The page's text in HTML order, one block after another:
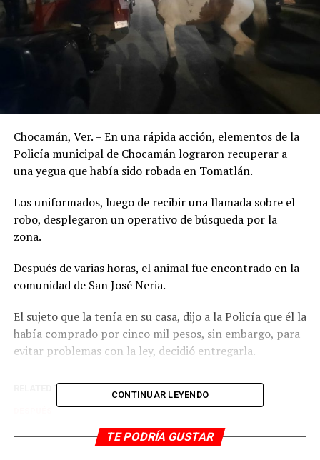
Chocamán, Ver. – En una rápida acción, elementos de la
Policía municipal de Chocamán lograron recuperar a
una yegua que había sido robada en Tomatlán.
Los uniformados, luego de recibir una llamada sobre el
robo, desplegaron un operativo de búsqueda por la
zona.
Después de varias horas, el animal fue encontrado en la
comunidad de San José Neria.
El sujeto que la tenía en su casa, dijo a la Policía que él la
había comprado por cinco mil pesos, sin embargo, para
evitar problemas con la ley, decidió entregarla.
RELATED TOPICS:
Encuentran cuerpo calcinado
CONTINUAR LEYENDO
TE PODRÍA GUSTAR